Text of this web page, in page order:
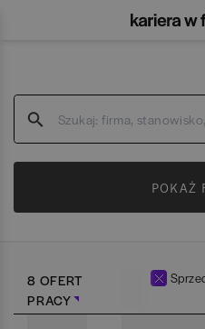
POKAŻ
8 OFERT
PRACY